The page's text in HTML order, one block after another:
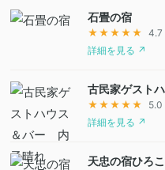
石畳の宿
★★★★★
4.7
詳細を見る ↗
古民家ゲスト
★★★★★
5.0
詳細を見る ↗
天忠の宿ひろこ